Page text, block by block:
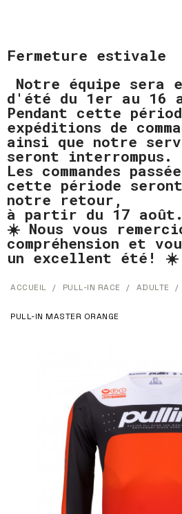
Fermeture estivale
Notre équipe sera
d'été du 1er au 16
Pendant cette
expéditions de
ainsi que notre
seront interrompus.
Les commandes
cette période
notre retour,
à partir du 17 août.
☀️ Nous vous
compréhension et
un excellent été! ☀️
ACCUEIL PULL-IN RACE ADULTE
PULL-IN MASTER ORANGE